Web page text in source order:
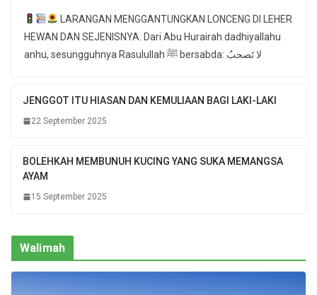
LARANGAN MENGGANTUNGKAN LONCENG DI LEHER
HEWAN DAN SEJENISNYA. Dari Abu Hurairah dadhiyallahu
anhu, sesungguhnya Rasulullah ﷺ bersabda: لا تَصحبُ
JENGGOT ITU HIASAN DAN KEMULIAAN BAGI LAKI-LAKI
22 September 2025
BOLEHKAH MEMBUNUH KUCING YANG SUKA MEMANGSA
AYAM
15 September 2025
Walimah